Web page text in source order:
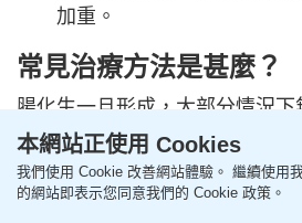
加重。
常見治療方法是甚麼？
腸化生一旦形成，大部分情況
胞，但這不代表無計可施。治療
險因素，阻止病情進一步惡化，
低。
本網站正使用 Cookies
我們使用 Cookie 改善網站體驗。 繼續使用
的網站即表示您同意我們的 Cookie 政策。